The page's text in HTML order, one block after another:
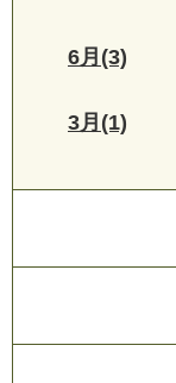
6月(3)
3月(1)